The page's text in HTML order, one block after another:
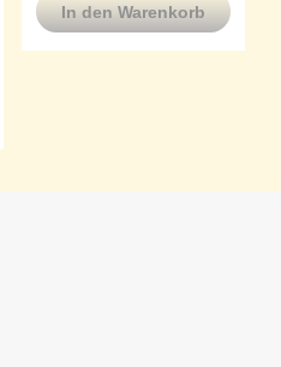
In den Warenkorb